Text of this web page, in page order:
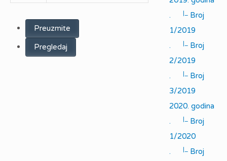
Preuzmite
Pregledaj
.
|_ Broj
1/2019
.
|_ Broj
2/2019
.
|_ Broj
3/2019
2020. godina
.
|_ Broj
1/2020
.
|_ Broj